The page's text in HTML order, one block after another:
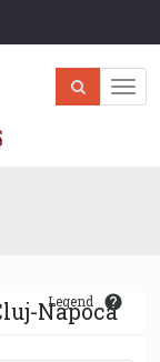
Napoca
Legend